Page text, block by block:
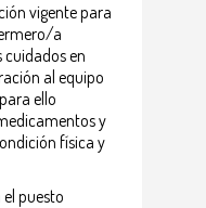
vigente para
a
cuidados en
al equipo
ello
y
física y
puesto